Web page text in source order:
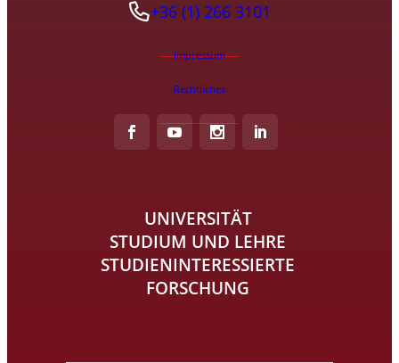
+36 (1) 266 3101
Impressum
Rechtliches
UNIVERSITÄT
STUDIUM UND LEHRE
STUDIENINTERESSIERTE
FORSCHUNG